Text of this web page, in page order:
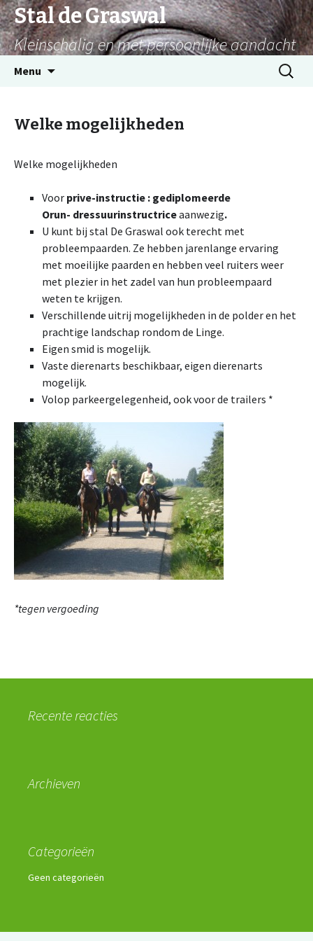
Stal de Graswal
Kleinschalig en met persoonlijke aandacht
Menu
Zoeken
naar:
Welke mogelijkheden
Welke mogelijkheden
Voor prive-instructie : gediplomeerde
Orun- dressuurinstructriceaanwezig.
U kunt bij stal De Graswal ook terecht met
probleempaarden. Ze hebben jarenlange ervaring
met moeilijke paarden en hebben veel ruiters weer
met plezier in het zadel van hun probleempaard
weten te krijgen.
Verschillende uitrij mogelijkheden in de polder en het
prachtige landschap rondom de Linge.
Eigen smid is mogelijk.
Vaste dierenarts beschikbaar, eigen dierenarts
mogelijk.
Volop parkeergelegenheid, ook voor de trailers *
*tegen vergoeding
Recente reacties
Archieven
Categorieën
Geen categorieën